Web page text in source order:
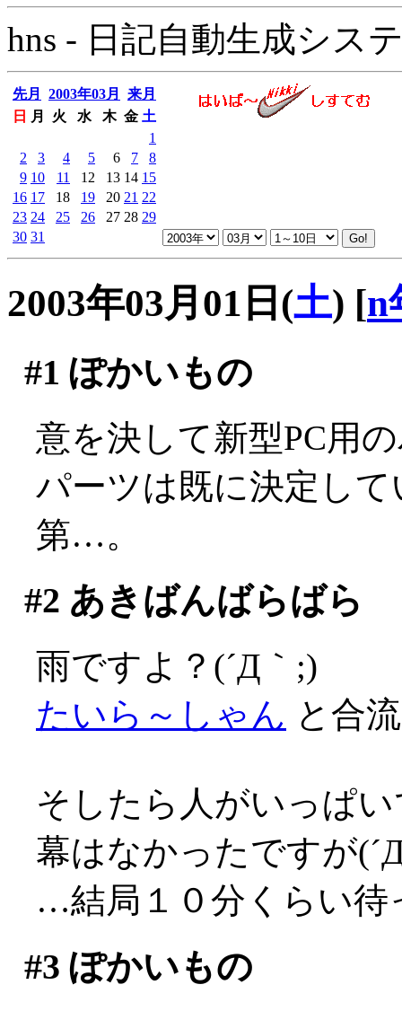
hns - 日記自動生成シス
先月 2003年03月
来月
日
月 火 水 木 金 土
1
2
3 4 5 6 7
8
9 10 11 12 13 14 15
16 17 18 19 20 21 22
23 24 25 26 27 28 29
30 31
2003年03月01日(土) [n
#1 ぽかいもの
意を決して新型PC用
パーツは既に決定し
第…。
#2 あきばんばらばら
雨ですよ？(´Д｀;)
たいら～しゃん と合
そしたら人がいっぱ
幕はなかったですが
…結局１０分くらい待
#3 ぽかいもの